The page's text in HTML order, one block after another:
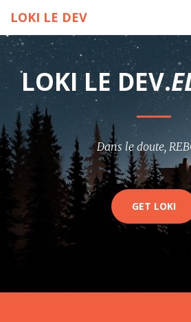
LOKI LE DEV
LOKI LE DEV.
Dans le doute,
GET LOKI